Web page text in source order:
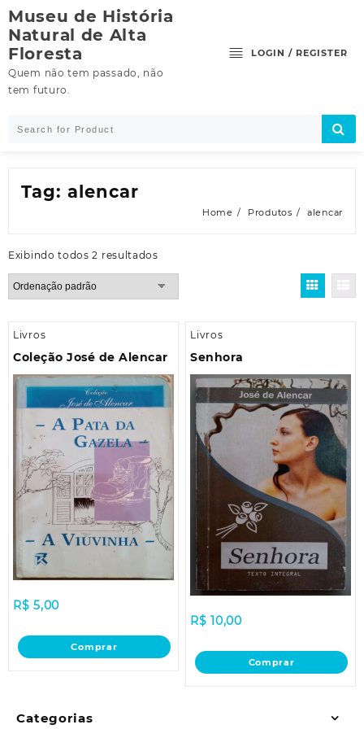
Skip
to
content
Museu de História
Natural de Alta
Floresta
Quem não tem passado, não
tem futuro.
LOGIN / REGISTER
Categorias
Tag: alencar
Home Produtos alencar
Exibindo todos 2 resultados
Livros
Coleção José de Alencar
R$ 5,00
Comprar
Livros
Senhora
R$ 10,00
Comprar